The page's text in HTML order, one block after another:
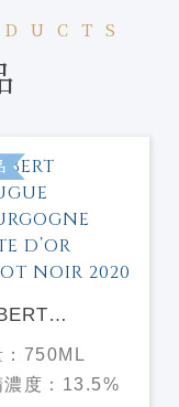
D’OR
750ML
度： 13.5%